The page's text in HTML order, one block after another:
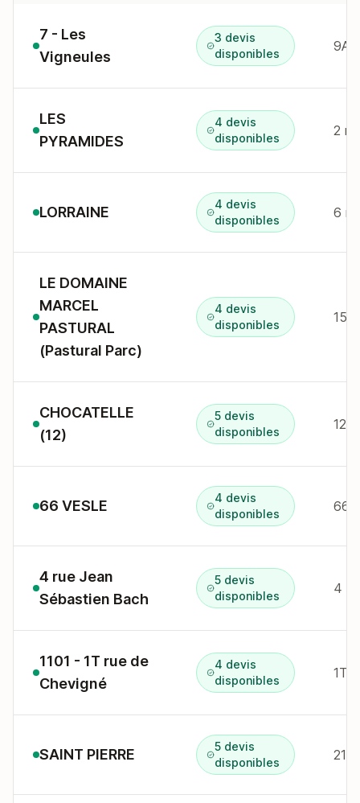
7 - Les
Vigneules
3 devis
disponibles
9A
LES
PYRAMIDES
4 devis
disponibles
2 r
LORRAINE
4 devis
disponibles
6 r
LE DOMAINE
MARCEL
PASTURAL
(Pastural Parc)
4 devis
disponibles
CHOCATELLE
(12)
5 devis
disponibles
12 r
66 VESLE
4 devis
disponibles
66 r
4 rue Jean
Sébastien Bach
5 devis
disponibles
4 r
1101 - 1T rue de
Chevigné
4 devis
disponibles
1T r
SAINT PIERRE
5 devis
disponibles
21